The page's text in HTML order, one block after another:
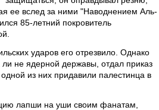
ее вслед за ними "Наводнением Аль-
85-летний покровитель
ударов его отрезвило. Однако
не ядерной державы, отдал приказ
из них придавили палестинца в
лапши на уши своим фанатам,